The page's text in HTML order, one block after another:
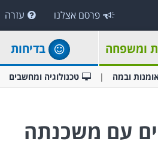
פרסם אצלנו עזרה
ומשפחה בדיחות
ובמה טכנולוגיה ומחשבים
עם משכנתה